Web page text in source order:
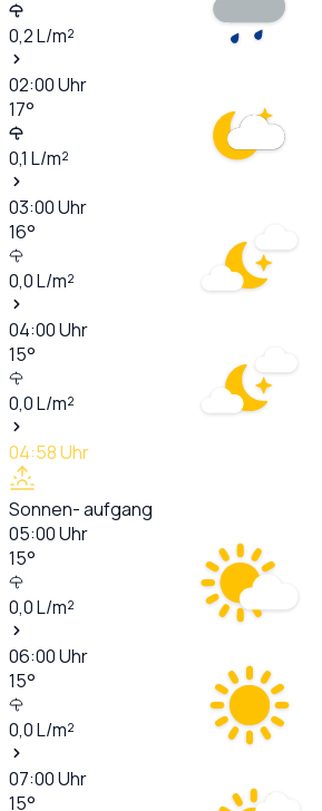
0,2L/m²
02:00Uhr
17°
0,1 L/m²
03:00Uhr
16°
0,0L/m²
04:00Uhr
15°
0,0L/m²
04:58Uhr
Sonnen- aufgang
05:00Uhr
15°
0,0L/m²
06:00Uhr
15°
0,0L/m²
07:00Uhr
15°